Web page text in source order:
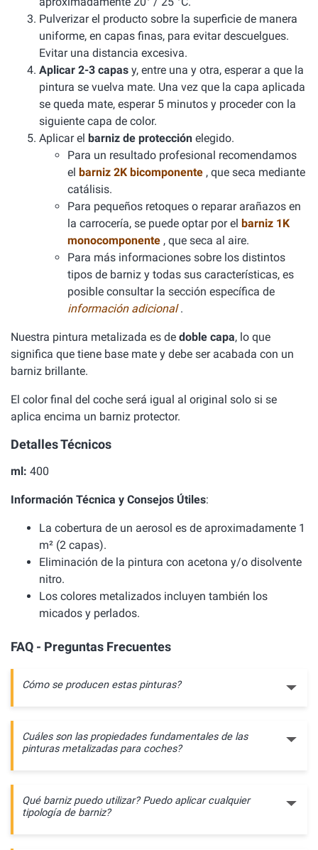
Pulverizar el producto sobre la superficie de manera
uniforme, en capas finas, para evitar descuelgues.
Evitar una distancia excesiva.
Aplicar 2-3 capas y, entre una y otra, esperar a que la
pintura se vuelva mate. Una vez que la capa aplicada
se queda mate, esperar 5 minutos y proceder con la
siguiente capa de color.
Aplicar el barniz de protección elegido.
Para un resultado profesional recomendamos
el barniz 2K bicomponente , que seca mediante
catálisis.
Para pequeños retoques o reparar arañazos en
la carrocería, se puede optar por el barniz 1K
monocomponente , que seca al aire.
Para más informaciones sobre los distintos
tipos de barniz y todas sus características, es
posible consultar la sección específica de
información adicional.
Nuestra pintura metalizada es de doble capa, lo que
significa que tiene base mate y debe ser acabada con un
barniz brillante.
El color final del coche será igual al original solo si se
aplica encima un barniz protector.
Detalles Técnicos
ml: 400
Información Técnica y Consejos Útiles:
La cobertura de un aerosol es de aproximadamente 1
m² (2 capas).
Eliminación de la pintura con acetona y/o disolvente
nitro.
Los colores metalizados incluyen también los
micados y perlados.
FAQ - Preguntas Frecuentes
Cómo se producen estas pinturas?
Cuáles son las propiedades fundamentales de las
pinturas metalizadas para coches?
Qué barniz puedo utilizar? Puedo aplicar cualquier
tipología de barniz?